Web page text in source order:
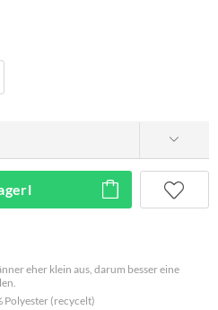
eher klein aus, darum besser eine
Polyester (recycelt)